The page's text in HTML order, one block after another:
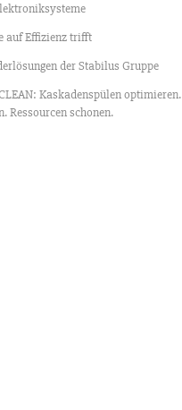
auf Effizienz trifft
der Stabilus Gruppe
Kaskadenspülen optimieren.
Ressourcen schonen.